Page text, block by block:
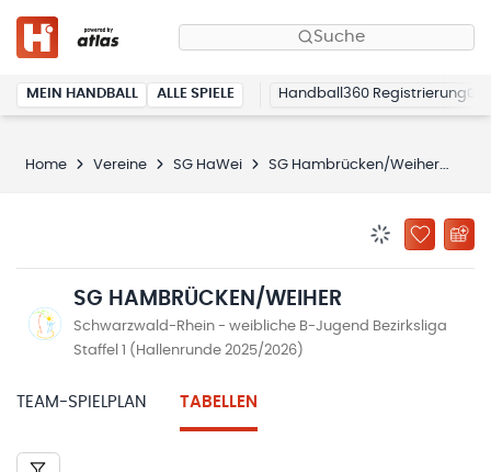
Suche
MEIN HANDBALL ALLE SPIELE Handball360 Registrierung
Home Vereine SG HaWei SG Hambrücken/Weiher
ZU
SG HAMBRÜCKEN/WEIHER
Schwarzwald-Rhein - weibliche B-Jugend Bezirksliga
Staffel 1 (Hallenrunde 2025/2026)
TEAM-SPIELPLAN TABELLEN